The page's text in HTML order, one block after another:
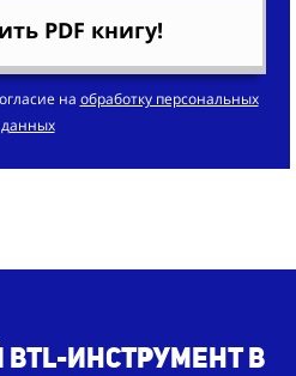
PDF книгу!
на обработку персональных
данных
инструмент в